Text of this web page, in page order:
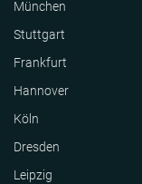
München
Stuttgart
Frankfurt
Hannover
Köln
Dresden
Leipzig